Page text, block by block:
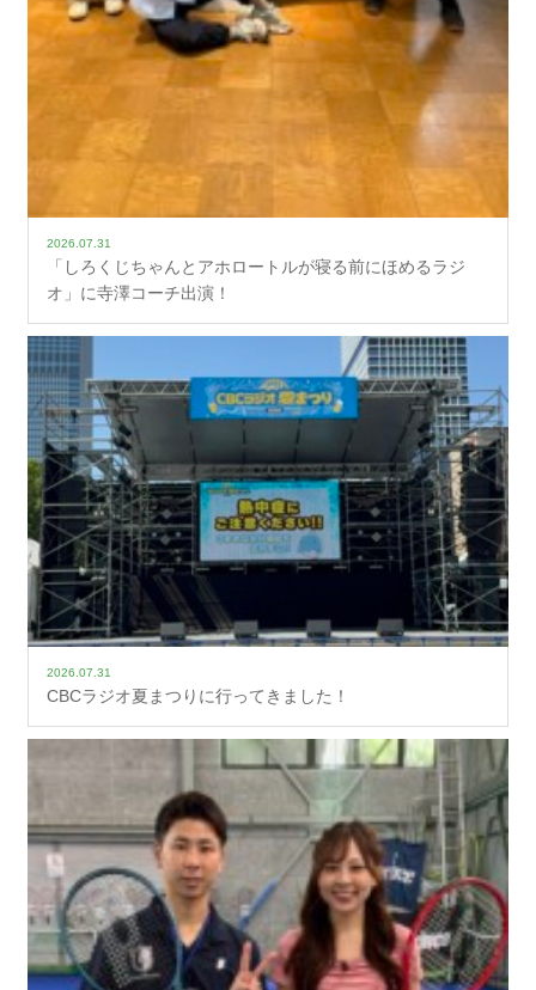
2026.07.31
「しろくじちゃんとアホロートルが寝る前にほめるラジ
オ」に寺澤コーチ出演！
2026.07.31
CBCラジオ夏まつりに行ってきました！